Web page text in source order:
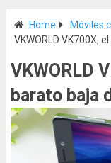
Home
Móviles
VKWORLD VK700X,
VKWORLD
barato baja